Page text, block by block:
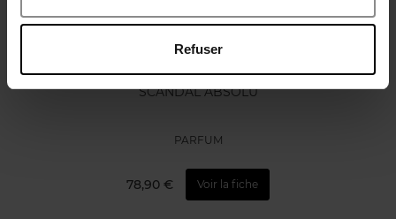
Refuser
JEAN PAUL GAULTIER
SCANDAL ABSOLU
PARFUM
78,90 € Voir la fiche